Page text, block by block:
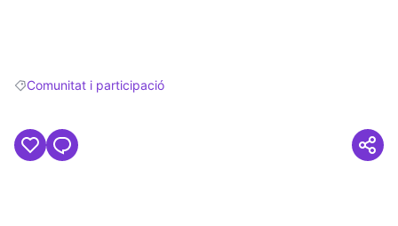
Resultats en filtrar per: Comunitat i participació
Comunitat i participació